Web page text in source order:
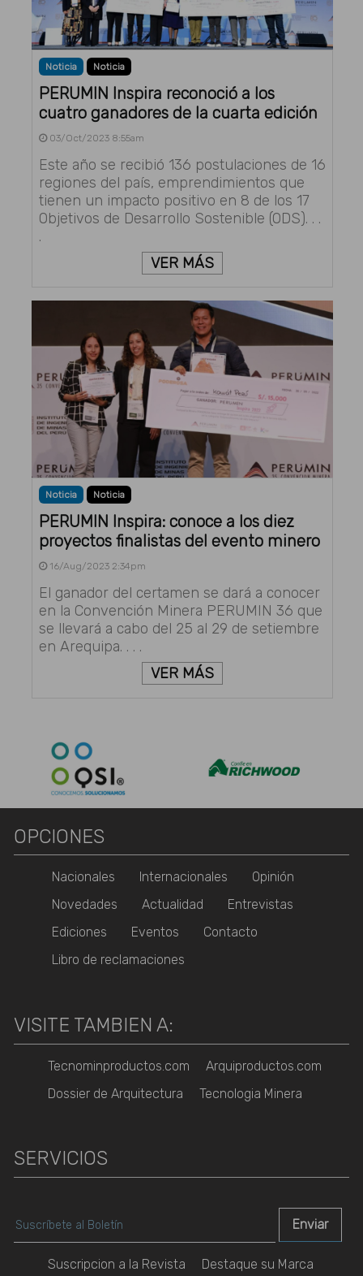
Noticia Noticia
PERUMIN Inspira reconoció a los
cuatro ganadores de la cuarta edición
03/Oct/2023 8:55am
Este año se recibió 136 postulaciones de 16
regiones del país, emprendimientos que
tienen un impacto positivo en 8 de los 17
Objetivos de Desarrollo Sostenible (ODS). . .
.
VER MÁS
Noticia Noticia
PERUMIN Inspira: conoce a los diez
proyectos finalistas del evento minero
16/Aug/2023 2:34pm
El ganador del certamen se dará a conocer
en la Convención Minera PERUMIN 36 que
se llevará a cabo del 25 al 29 de setiembre
en Arequipa. . . .
VER MÁS
OPCIONES
Nacionales Internacionales
Opinión
Novedades
Actualidad
Entrevistas
Ediciones
Eventos
Contacto
Libro de reclamaciones
VISITE TAMBIEN A:
Tecnominproductos.com
Arquiproductos.com
Dossier de Arquitectura
Tecnologia Minera
SERVICIOS
Suscripcion a la Revista Destaque su Marca